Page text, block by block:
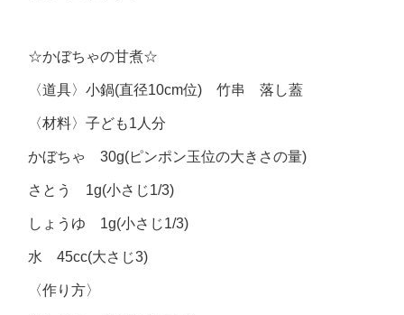
☆かぼちゃの甘煮☆
〈道具〉小鍋(直径10cm位) 竹串 落し蓋
〈材料〉子ども1人分
かぼちゃ 30g(ピンポン玉位の大きさの量)
さとう 1g(小さじ1/3)
しょうゆ 1g(小さじ1/3)
水 45cc(大さじ3)
〈作り方〉